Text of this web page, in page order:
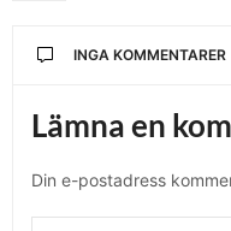
INGA KOMMENTARER
Lämna en
Din e-postadress